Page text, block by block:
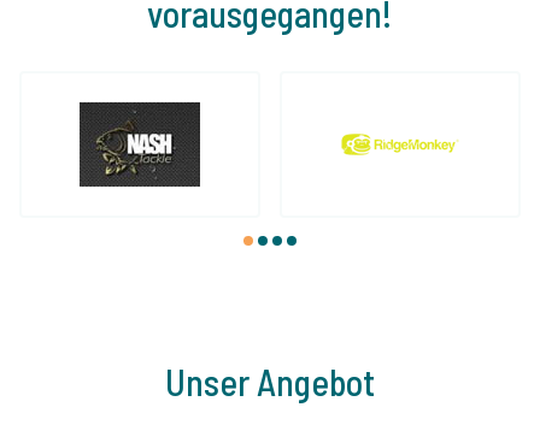
vorausgegangen!
1 2 3 4
Unser Angebot